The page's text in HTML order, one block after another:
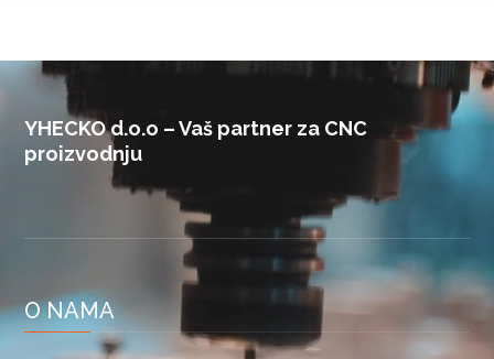
Video
YHECKO d.o.o – Vaš partner za CNC
proizvodnju
O NAMA